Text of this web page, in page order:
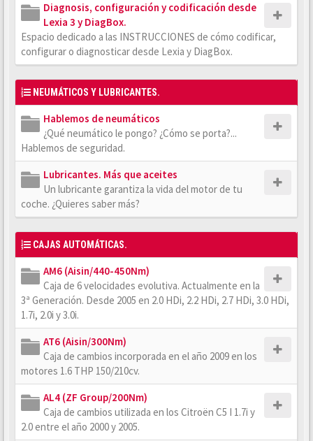
Diagnosis, configuración y codificación desde
Lexia 3 y DiagBox.
Espacio dedicado a las INSTRUCCIONES de cómo codificar,
configurar o diagnosticar desde Lexia y DiagBox.
NEUMÁTICOS Y LUBRICANTES.
Hablemos de neumáticos
¿Qué neumático le pongo? ¿Cómo se porta?...
Hablemos de seguridad.
Lubricantes. Más que aceites
Un lubricante garantiza la vida del motor de tu
coche. ¿Quieres saber más?
CAJAS AUTOMÁTICAS.
AM6 (Aisin/440-450Nm)
Caja de 6 velocidades evolutiva. Actualmente en la
3ª Generación. Desde 2005 en 2.0 HDi, 2.2 HDi, 2.7 HDi, 3.0 HDi,
1.7i, 2.0i y 3.0i.
AT6 (Aisin/300Nm)
Caja de cambios incorporada en el año 2009 en los
motores 1.6 THP 150/210cv.
AL4 (ZF Group/200Nm)
Caja de cambios utilizada en los Citroën C5 I 1.7i y
2.0 entre el año 2000 y 2005.